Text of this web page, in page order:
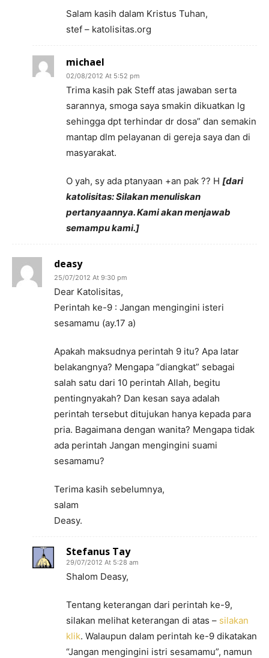
Salam kasih dalam Kristus Tuhan,
stef – katolisitas.org
michael
02/08/2012 At 5:52 pm
Trima kasih pak Steff atas jawaban serta
sarannya, smoga saya smakin dikuatkan lg
sehingga dpt terhindar dr dosa” dan semakin
mantap dlm pelayanan di gereja saya dan di
masyarakat.
O yah, sy ada ptanyaan +an pak ?? H [dari
katolisitas: Silakan menuliskan
pertanyaannya. Kami akan menjawab
semampu kami.]
deasy
25/07/2012 At 9:30 pm
Dear Katolisitas,
Perintah ke-9 : Jangan mengingini isteri
sesamamu (ay.17 a)
Apakah maksudnya perintah 9 itu? Apa latar
belakangnya? Mengapa “diangkat” sebagai
salah satu dari 10 perintah Allah, begitu
pentingnyakah? Dan kesan saya adalah
perintah tersebut ditujukan hanya kepada para
pria. Bagaimana dengan wanita? Mengapa tidak
ada perintah Jangan mengingini suami
sesamamu?
Terima kasih sebelumnya,
salam
Deasy.
Stefanus Tay
29/07/2012 At 5:28 am
Shalom Deasy,
Tentang keterangan dari perintah ke-9,
silakan melihat keterangan di atas – silakan
klik. Walaupun dalam perintah ke-9 dikatakan
“Jangan mengingini istri sesamamu”, namun